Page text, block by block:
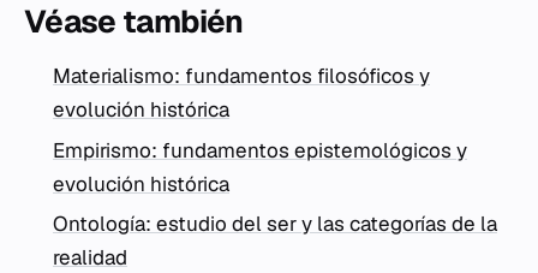
Véase también
Materialismo: fundamentos filosóficos y
evolución histórica
Empirismo: fundamentos epistemológicos y
evolución histórica
Ontología: estudio del ser y las categorías de la
realidad